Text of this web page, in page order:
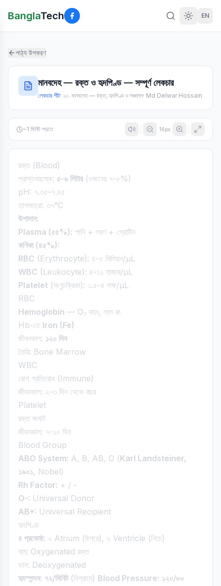
BanglaTech EN
পাঠ্য উপকরণ
মানবদেহ — রক্ত ও হৃদপিণ্ড — সম্পূর্ণ লেকচার
লেকচার শীট· ১০. মানবদেহ — রক্ত, হৃদপিণ্ড ও সঞ্চালন· Md Delwar Hossain
~1 মিনিট পড়তে 16px
রক্ত (Blood)
প্রাপ্তবয়স্কে: ৫-৬ লিটার(ওজনের ৭-৮%)
pH: ৭.৩৫-৭.৪৫
তাপমাত্রা: ৩৭°C
উপাদান:
Plasma (৫৫%): পানি + লবণ + প্রোটিন
কণিকা (৪৫%):
RBC (Erythrocyte): ৪-৫ মিলিয়ন/μL
WBC (Leukocyte): ৪-১১ হাজার/μL
Platelet (অণুচক্রিকা): ১.৫-৪ লক্ষ/μL
RBC
Hemoglobin — O₂ বহন, লাল রং
Hb-তে Iron (Fe)
জীবনকাল: ১২০ দিন
তৈরি: Bone Marrow
WBC
রোগ প্রতিরোধ (Immune)
জীবনকাল: ২-৩ দিন থেকে বছর
Platelet
রক্ত জমাট
জীবনকাল: ৭-১০ দিন
Blood Group
ABO System: A, B, AB, O (Karl Landsteiner,
১৯০১, Nobel)
Rh Factor: + / -
O-: Universal Donor
AB+: Universal Recipient
হৃদপিণ্ড
৪ প্রকোষ্ঠ: ২ Atrium (উপরে), ২ Ventricle (নিচে)
বাম: Oxygenated রক্ত
ডান: Deoxygenated
হৃদস্পন্দন: ৭২/মিনিট(বিশ্রামে) Blood Pressure: ১২০/৮০